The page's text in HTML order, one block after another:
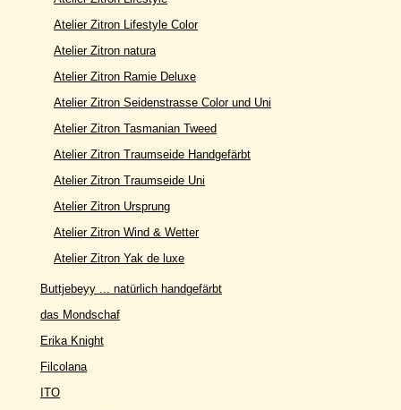
Atelier Zitron Lifestyle Color
Atelier Zitron natura
Atelier Zitron Ramie Deluxe
Atelier Zitron Seidenstrasse Color und Uni
Atelier Zitron Tasmanian Tweed
Atelier Zitron Traumseide Handgefärbt
Atelier Zitron Traumseide Uni
Atelier Zitron Ursprung
Atelier Zitron Wind & Wetter
Atelier Zitron Yak de luxe
Buttjebeyy ... natürlich handgefärbt
das Mondschaf
Erika Knight
Filcolana
ITO